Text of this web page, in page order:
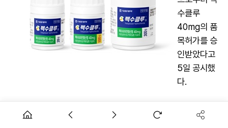
수클루
40mg의 품
목허가를 승
인받았다고
5일 공시했
다.
펙수클루는 대웅제약이 개발한 '칼륨 경쟁적 위산분비억제제